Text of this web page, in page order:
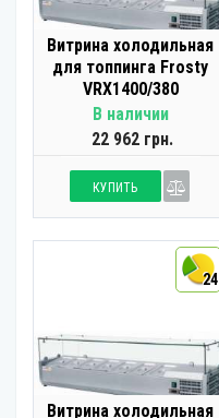
Витрина холодильная
для топпинга Frosty
VRX1400/380
В наличии
22 962 грн.
КУПИТЬ
24
Витрина холодильная